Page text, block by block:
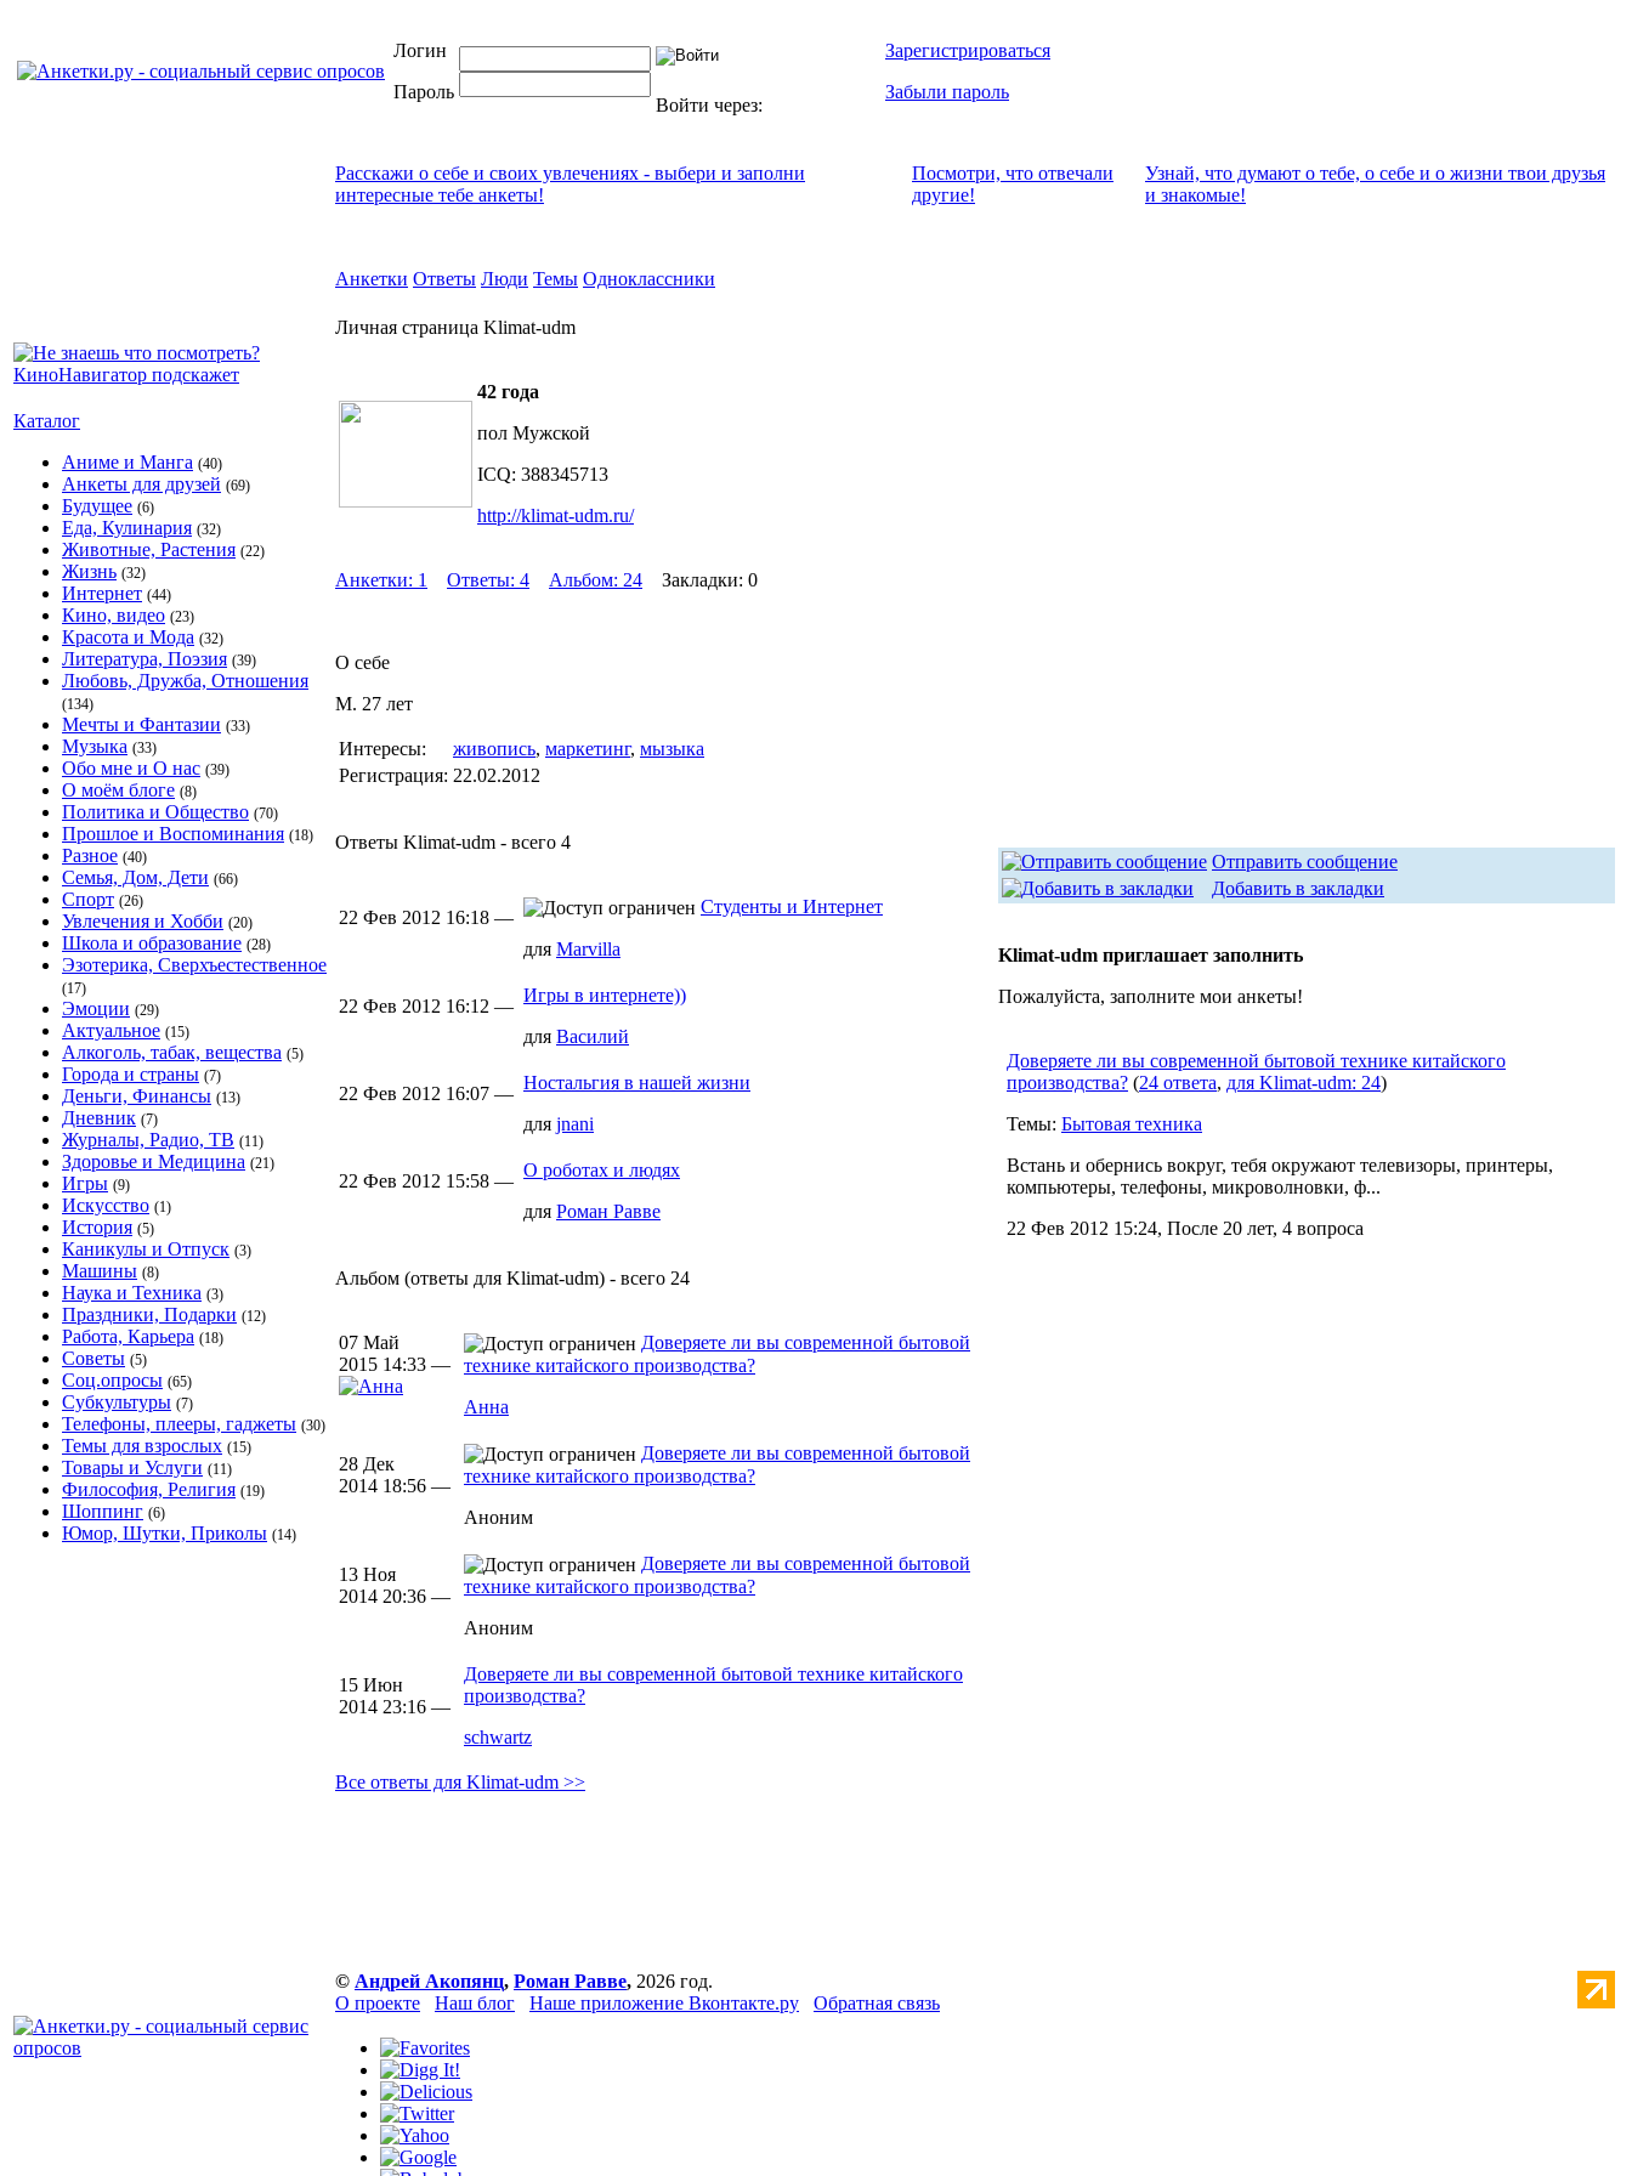
Логин
Пароль
Войти через:
Зарегистрироваться
Забыли пароль
Каталог
Аниме и Манга (40)
Анкеты для друзей (69)
Будущее (6)
Еда, Кулинария (32)
Животные, Растения (22)
Жизнь (32)
Интернет (44)
Кино, видео (23)
Красота и Мода (32)
Литература, Поэзия (39)
Любовь, Дружба, Отношения
(134)
Мечты и Фантазии (33)
Музыка (33)
Обо мне и О нас (39)
О моём блоге (8)
Политика и Общество (70)
Прошлое и Воспоминания (18)
Разное (40)
Семья, Дом, Дети (66)
Спорт (26)
Увлечения и Хобби (20)
Школа и образование (28)
Эзотерика, Сверхъестественное
(17)
Эмоции (29)
Актуальное (15)
Алкоголь, табак, вещества (5)
Города и страны (7)
Деньги, Финансы (13)
Дневник (7)
Журналы, Радио, ТВ (11)
Здоровье и Медицина (21)
Игры (9)
Искусство (1)
История (5)
Каникулы и Отпуск (3)
Машины (8)
Наука и Техника (3)
Праздники, Подарки (12)
Работа, Карьера (18)
Советы (5)
Соц.опросы (65)
Субкультуры (7)
Телефоны, плееры, гаджеты (30)
Темы для взрослых (15)
Товары и Услуги (11)
Философия, Религия (19)
Шоппинг (6)
Юмор, Шутки, Приколы (14)
Расскажи о себе и своих увлечениях - выбери и заполни
интересные тебе анкеты!
Посмотри, что отвeчали
другие!
Узнай, что думают о тебе, о себе и о жизни твои друзья
и знакомые!
Анкетки Ответы Люди Темы Одноклассники
Личная страница Klimat-udm
42 года
пол Мужской
ICQ: 388345713
http://klimat-udm.ru/
Анкетки: 1 Ответы: 4 Альбом: 24 Закладки: 0
О себе
М. 27 лет
Интересы: живопись, маркетинг, мызыка
Регистрация: 22.02.2012
Ответы Klimat-udm - всего 4
22 Фев 2012 16:18 —
Студенты и Интернет
для Marvilla
22 Фев 2012 16:12 —
Игры в интернете))
для Василий
22 Фев 2012 16:07 —
Ностальгия в нашей жизни
для jnani
22 Фев 2012 15:58 —
О роботах и людях
для Роман Равве
Альбом (ответы для Klimat-udm) - всего 24
07 Май
2015 14:33 —
Доверяете ли вы современной бытовой
технике китайского производства?
Анна
28 Дек
2014 18:56 —
Доверяете ли вы современной бытовой
технике китайского производства?
Аноним
13 Ноя
2014 20:36 —
Доверяете ли вы современной бытовой
технике китайского производства?
Аноним
15 Июн
2014 23:16 —
Доверяете ли вы современной бытовой технике китайского
производства?
schwartz
Все ответы для Klimat-udm >>
Отправить сообщение
Добавить в закладки
Klimat-udm приглашает заполнить
Пожалуйста, заполните мои анкеты!
Доверяете ли вы современной бытовой технике китайского
производства? (24 ответа, для Klimat-udm: 24)
Темы: Бытовая техника
Встань и обернись вокруг, тебя окружают телевизоры, принтеры,
компьютеры, телефоны, микроволновки, ф...
22 Фев 2012 15:24, После 20 лет, 4 вопроса
© Андрей Акопянц, Роман Равве, 2026 год.
О проекте
Наш блог Наше приложение Вконтакте.ру Обратная связь